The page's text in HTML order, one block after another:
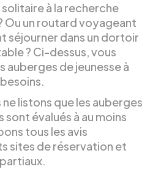
à la recherche
Ou un routard voyageant
séjourner dans un dortoir
? Ci-dessus, vous
auberges de jeunesse à
listons que les auberges
évalués à au moins
tous les avis
sites de réservation et